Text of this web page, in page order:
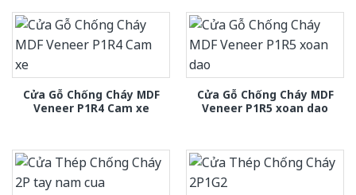
Cửa Gỗ Chống Cháy MDF
Veneer P1R4 Cam xe
Cửa Gỗ Chống Cháy MDF
Veneer P1R5 xoan dao